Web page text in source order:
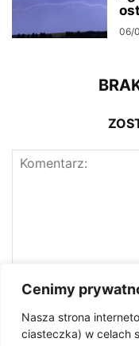
Cenimy
Nasza strona
ciasteczka) w celach
06/